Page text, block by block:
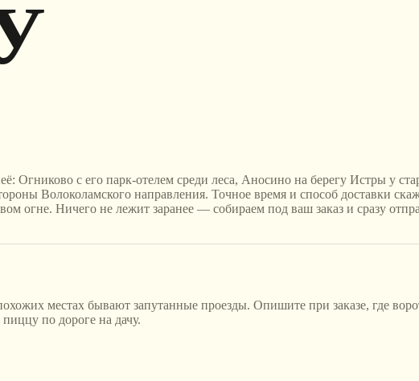
Огниково с его парк-отелем среди леса, Аносино на берегу Истры у
Волоколамского направления. Точное время и способ доставки
огне. Ничего не лежит заранее — собираем под ваш заказ и сразу
местах бывают запутанные проезды. Опишите при заказе, где
по дороге на дачу.